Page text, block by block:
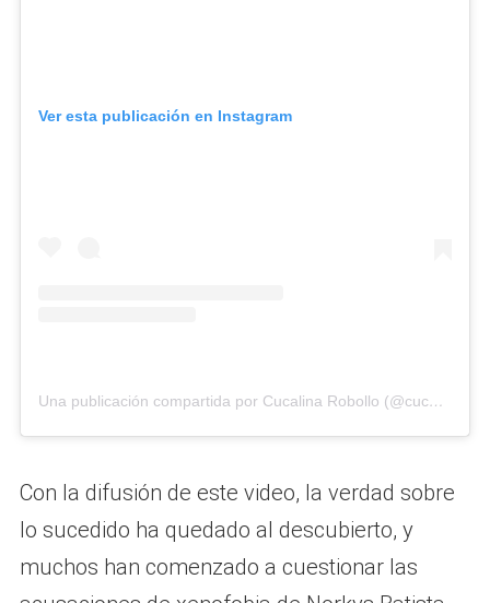
Ver esta publicación en Instagram
Una publicación compartida por Cucalina Robollo (@cucalinarobollocolombiaedichon)
Con la difusión de este video, la verdad sobre
lo sucedido ha quedado al descubierto, y
muchos han comenzado a cuestionar las